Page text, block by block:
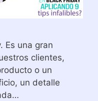
Es una gran
clientes,
o un
un detalle